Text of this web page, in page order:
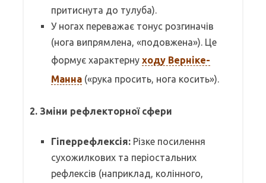
притиснута до тулуба).
У ногах переважає тонус розгиначів
(нога випрямлена, «подовжена»). Це
формує характерну ходу Верніке-
Манна («рука просить, нога косить»).
2. Зміни рефлекторної сфери
Гіперрефлексія: Різке посилення
сухожилкових та періостальних
рефлексів (наприклад, колінного,